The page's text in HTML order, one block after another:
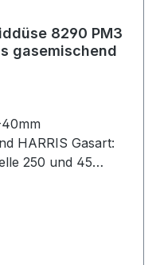
8290 PM3
gasemischend
HARRIS Gasart:
250 und 45